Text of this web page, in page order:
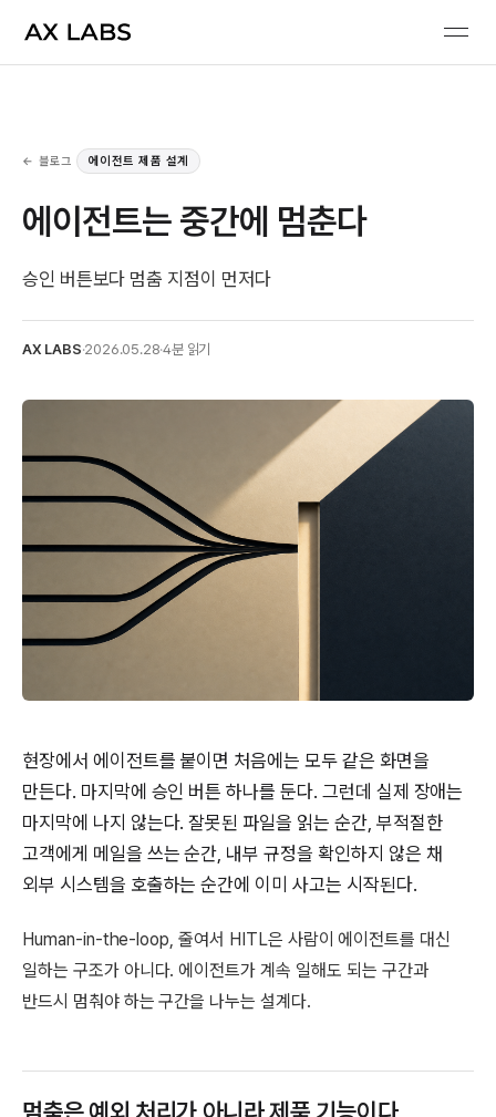
← 블로그 에이전트 제품 설계
에이전트는 중간에 멈춘다
승인 버튼보다 멈춤 지점이 먼저다
AX LABS·2026.05.28·4분 읽기
현장에서 에이전트를 붙이면 처음에는 모두 같은 화면을
만든다. 마지막에 승인 버튼 하나를 둔다. 그런데 실제 장애는
마지막에 나지 않는다. 잘못된 파일을 읽는 순간, 부적절한
고객에게 메일을 쓰는 순간, 내부 규정을 확인하지 않은 채
외부 시스템을 호출하는 순간에 이미 사고는 시작된다.
Human-in-the-loop, 줄여서 HITL은 사람이 에이전트를 대신
일하는 구조가 아니다. 에이전트가 계속 일해도 되는 구간과
반드시 멈춰야 하는 구간을 나누는 설계다.